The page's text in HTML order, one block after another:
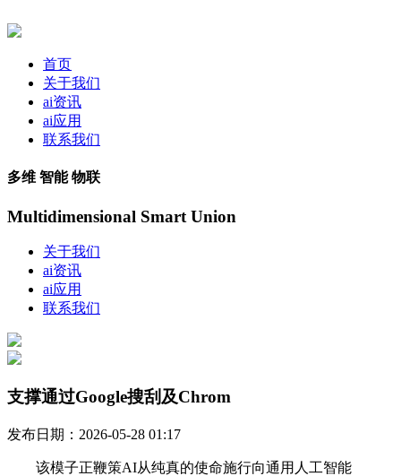
首页
关于我们
ai资讯
ai应用
联系我们
多维 智能 物联
Multidimensional Smart Union
关于我们
ai资讯
ai应用
联系我们
支撑通过Google搜刮及Chrom
发布日期：2026-05-28 01:17
该模子正鞭策AI从纯真的使命施行向通用人工智能